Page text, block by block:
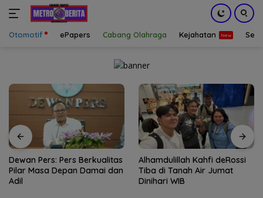
Otomotif ePapers Cabang Olahraga Kejahatan
Dewan Pers: Pers Berkualitas
Pilar Masa Depan Damai dan
Adil
Alhamdulillah Kahfi deRossi
Tiba di Tanah Air Jumat
Dinihari WIB